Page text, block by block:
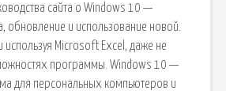
сайта о Windows 10 —
обновление и использование новой.
Microsoft Excel, даже не
программы. Windows 10 —
для персональных компьютеров и